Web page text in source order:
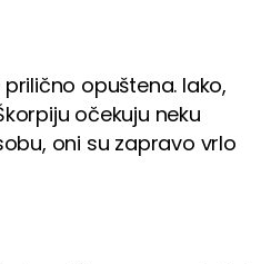
opuštena. Iako,
očekuju neku
oni su zapravo vrlo